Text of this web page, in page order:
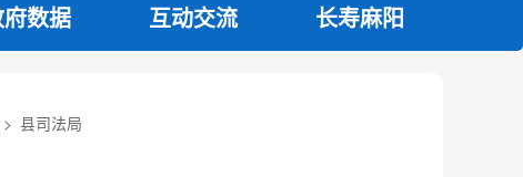
数据 互动交流 长寿麻阳
> 县司法局